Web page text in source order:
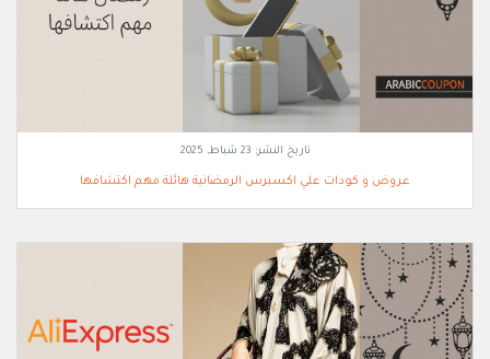
تاريخ النشر: 23 شباط, 2025
عروض و كودات علي اكسبرس الرمضانية هائلة مهم اكتشافها